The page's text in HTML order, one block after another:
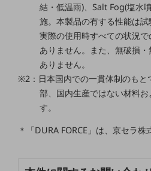
モビリティ
製造・建設業
小売業
キーワードで探す
モバイルTOP
法人向けスマホ・携帯に関する、
結・低温雨)、Salt Fog(塩水
施。本製品の有する性能は試
実際の使用時すべての状況
ありません。また、無破損
ありません。
※2：日本国内での一貫体制のもと
部、国内生産ではない材料
す。
＊「DURA FORCE」は、京セラ株